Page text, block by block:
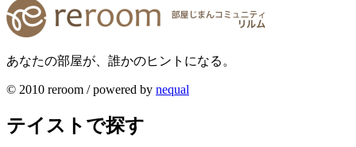
あなたの部屋が、誰かのヒントになる。
© 2010 reroom / powered by nequal
テイストで探す